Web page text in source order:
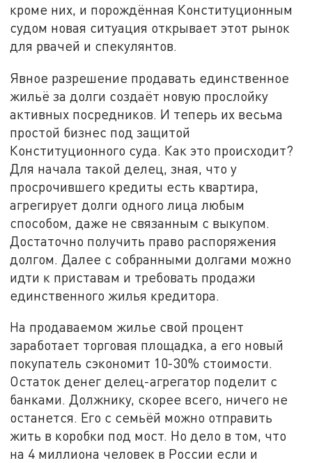
кроме них, и порождённая Конституционным
судом новая ситуация открывает этот рынок
для рвачей и спекулянтов.
Явное разрешение продавать единственное
жильё за долги создаёт новую прослойку
активных посредников. И теперь их весьма
простой бизнес под защитой
Конституционного суда. Как это происходит?
Для начала такой делец, зная, что у
просрочившего кредиты есть квартира,
агрегирует долги одного лица любым
способом, даже не связанным с выкупом.
Достаточно получить право распоряжения
долгом. Далее с собранными долгами можно
идти к приставам и требовать продажи
единственного жилья кредитора.
На продаваемом жилье свой процент
заработает торговая площадка, а его новый
покупатель сэкономит 10-30% стоимости.
Остаток денег делец-агрегатор поделит с
банками. Должнику, скорее всего, ничего не
останется. Его с семьёй можно отправить
жить в коробки под мост. Но дело в том, что
на 4 миллиона человек в России если и